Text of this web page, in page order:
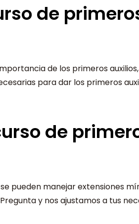
de
de los primeros auxilios,
para dar los primeros
de
pueden manejar extensiones
y nos ajustamos a tus